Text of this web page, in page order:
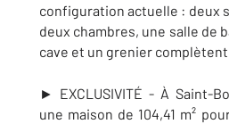
configuration actuelle : deux
deux chambres, une salle de
cave et un grenier
► EXCLUSIVITÉ - À Saint-
une maison de 104,41 m²